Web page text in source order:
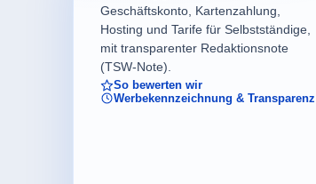
Geschäftskonto, Kartenzahlung,
Hosting und Tarife für Selbstständige,
mit transparenter Redaktionsnote
(TSW-Note).
So bewerten wir
Werbekennzeichnung & Transparenz